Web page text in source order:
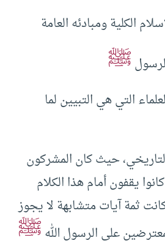
الكلية ومبادئه العامة
ﷺ
التي هي التبيين لما
حيث كان المشركون
يقفون أمام هذا الكلام
كانت ثمة آيات متشابهة لا يجوز
على الرسول اللهﷺ